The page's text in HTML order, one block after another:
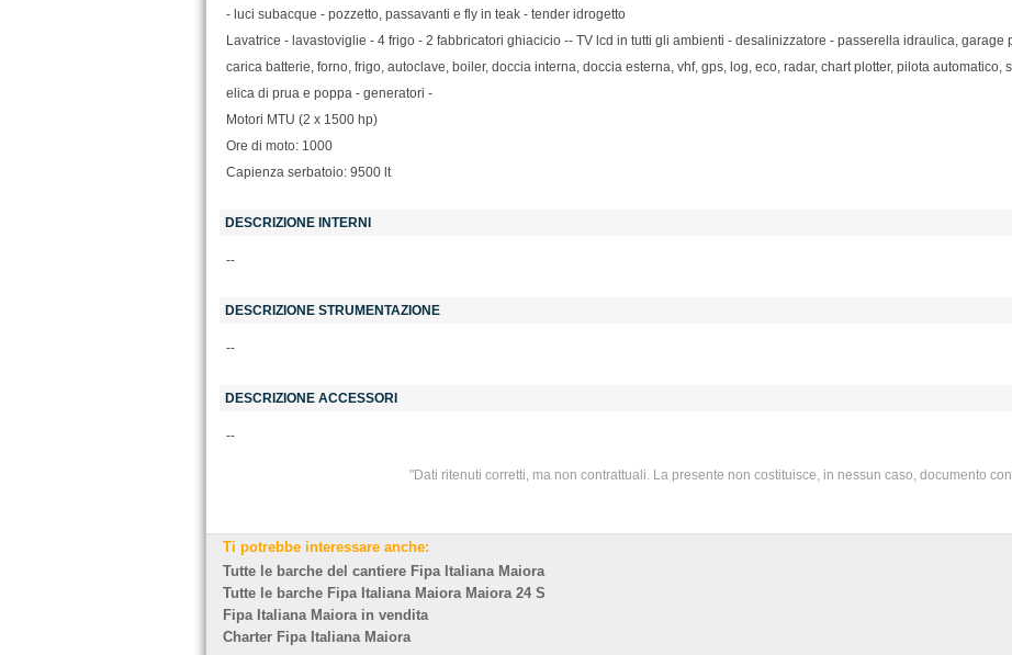
- luci subacque - pozzetto, passavanti e fly in teak - tender idrogetto
Lavatrice - lavastoviglie - 4 frigo - 2 fabbricatori ghiacicio -- TV lcd in tutti gli ambienti - desalinizzatore - passerella idraulica, garage
carica batterie, forno, frigo, autoclave, boiler, doccia interna, doccia esterna, vhf, gps, log, eco, radar, chart plotter, pilota automatico,
elica di prua e poppa - generatori -
Motori MTU (2 x 1500 hp)
Ore di moto: 1000
Capienza serbatoio: 9500 lt
DESCRIZIONE INTERNI
--
DESCRIZIONE STRUMENTAZIONE
--
DESCRIZIONE ACCESSORI
--
"Dati ritenuti corretti, ma non contrattuali. La presente non costituisce, in nessun caso, documento
Ti potrebbe interessare anche:
Tutte le barche del cantiere Fipa Italiana Maiora
Tutte le barche Fipa Italiana Maiora Maiora 24 S
Fipa Italiana Maiora in vendita
Charter Fipa Italiana Maiora